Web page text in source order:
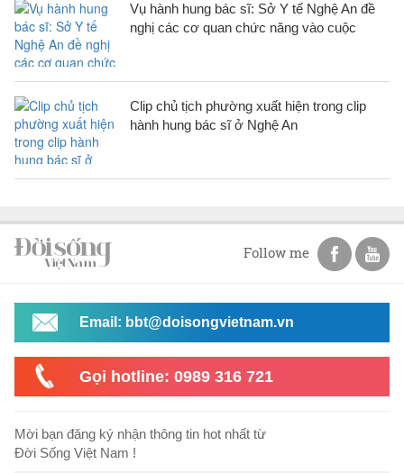
Vụ hành hung bác sĩ: Sở Y tế Nghệ An đề
nghị các cơ quan chức năng vào cuộc
Clip chủ tịch phường xuất hiện trong clip
hành hung bác sĩ ở Nghệ An
Follow me
Email: bbt@doisongvietnam.vn
Gọi hotline: 0989 316 721
Mời bạn đăng ký nhận thông tin hot nhất từ
Đời Sống Việt Nam !